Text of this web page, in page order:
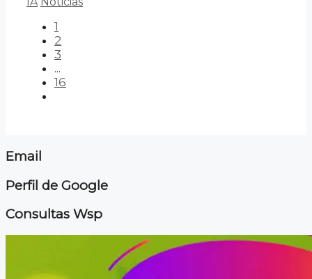
1
2
3
...
16
Email
Perfil de Google
Consultas Wsp